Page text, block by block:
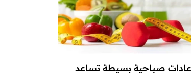
عادات صباحية بسيطة تساعد